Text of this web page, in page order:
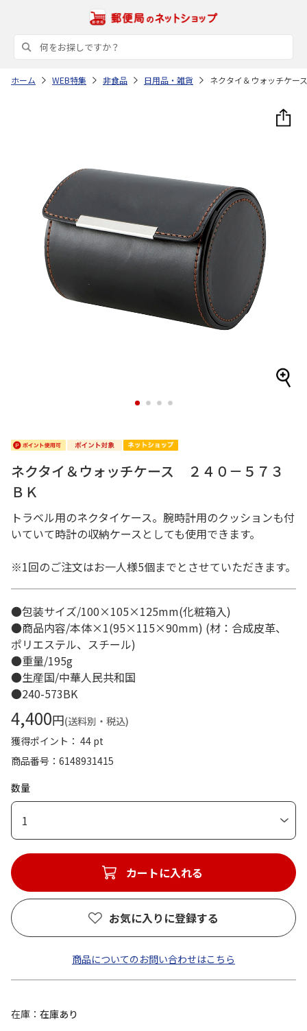
ホーム WEB特集 非食品 日用品・雑貨 ネクタイ＆ウォッチケ
1 2 3 4
ネクタイ＆ウォッチケース ２４０－５７３
ＢＫ
トラベル用のネクタイケース。腕時計用のクッションも付
いていて時計の収納ケースとしても使用できます。
※1回のご注文はお一人様5個までとさせていただきます。
●包装サイズ/100×105×125mm(化粧箱入)
●商品内容/本体×1(95×115×90mm) (材：合成皮革、
ポリエステル、スチール)
●重量/195g
●生産国/中華人民共和国
●240-573BK
4,400円(送料別・税込)
獲得ポイント： 44 pt
商品番号
6148931415
数量
1
カートに入れる
お気に入りに登録する
商品についてのお問い合わせはこちら
在庫
在庫あり